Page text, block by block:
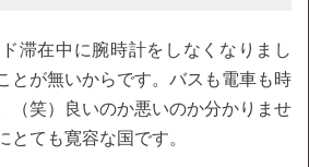
滞在中に腕時計をしなくなりまし
とが無いからです。バスも電車も時
（笑）良いのか悪いのか分かりませ
とても寛容な国です。